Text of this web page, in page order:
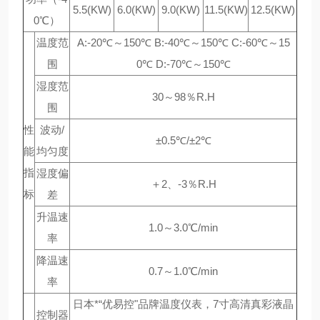
0℃）
5.5(KW) 6.0(KW) 9.0(KW) 11.5(KW) 12.5(KW)
性
能
指
标
温度范
围
A:-20℃～150℃ B:-40℃～150℃ C:-60℃～15
0℃ D:-70℃～150℃
湿度范
围
30～98％R.H
波动/
均匀度
±0.5℃/±2℃
湿度偏
差
＋2、-3％R.H
升温速
率
1.0～3.0℃/min
降温速
率
0.7～1.0℃/min
控制器
日本*“优易控"品牌温度仪表，7寸高清真彩液晶